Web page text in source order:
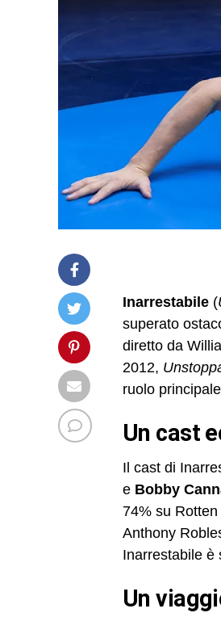
Inarrestabile (
superato
diretto da
2012,
ruolo
un cast
Il cast di
e Bobby
74% su
Anthony
Inarrestabile è
un